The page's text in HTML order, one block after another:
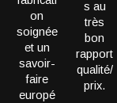
on
soignée
et un
savoir-
faire
europé
s au
très
bon
rapport
qualité/
prix.